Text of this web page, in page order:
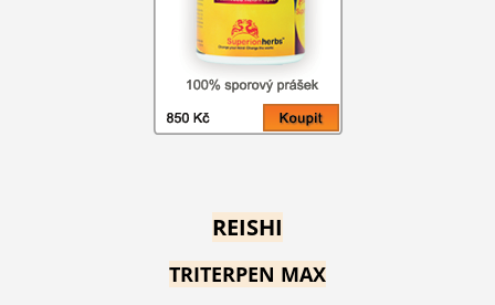
REISHI
TRITERPEN MAX